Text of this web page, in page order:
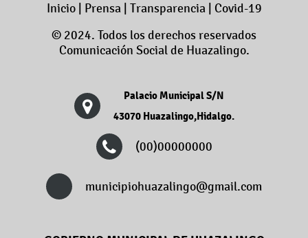
Inicio| Prensa Transparencia
Covid-19
© 2024. Todos los derechos reservados
Comunicación Social de Huazalingo.
Palacio Municipal S/N
43070 Huazalingo,Hidalgo.
(00)00000000
municipiohuazalingo@gmail.com